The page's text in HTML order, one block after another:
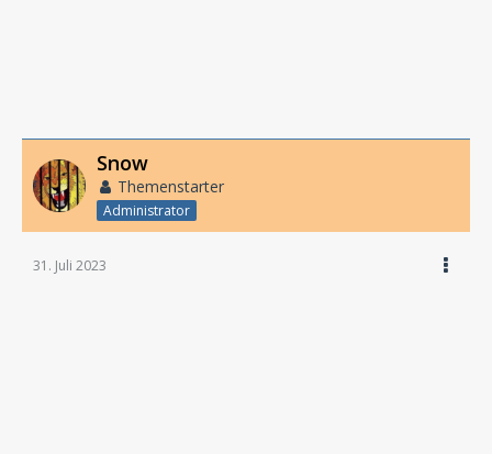
Snow
Themenstarter
Administrator
31. Juli 2023